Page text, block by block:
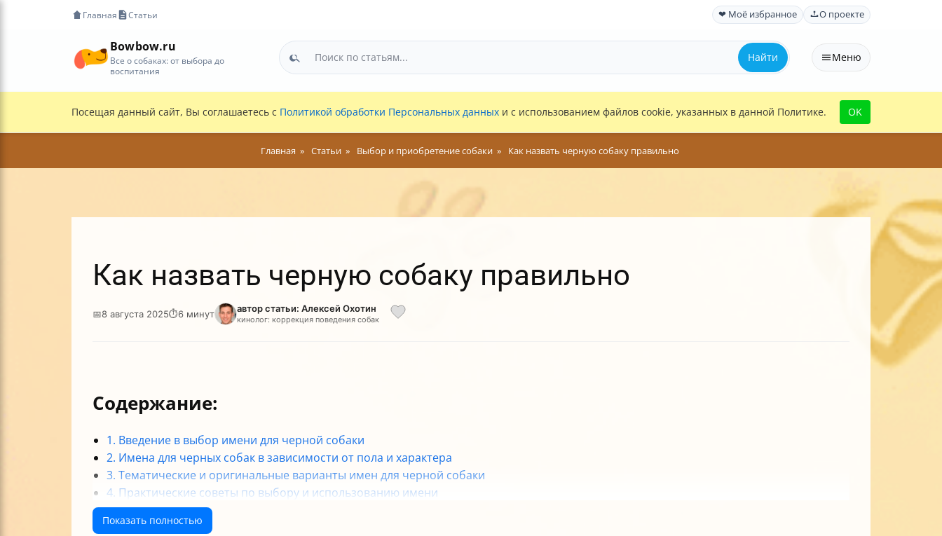
Главная Статьи ❤ Моё избранное О проекте
Bowbow.ru
Все о собаках: от выбора до
воспитания
Найти Меню
Посещая данный сайт, Вы соглашаетесь с Политикой обработки Персональных данных и с использованием файлов cookie, указанных в данной Политике. OK
Главная Статьи Выбор и приобретение собаки Как назвать черную собаку правильно
Как назвать черную собаку правильно
📅8 августа 2025⏱6 минут автор статьи: Алексей Охотин
кинолог: коррекция поведения собак
Содержание:
1. Введение в выбор имени для черной собаки
2. Имена для черных собак в зависимости от пола и характера
3. Тематические и оригинальные варианты имен для черной собаки
4. Практические советы по выбору и использованию имени
Итог: как назвать черную собаку
Таблица примеров имен для черных собак
Показать полностью